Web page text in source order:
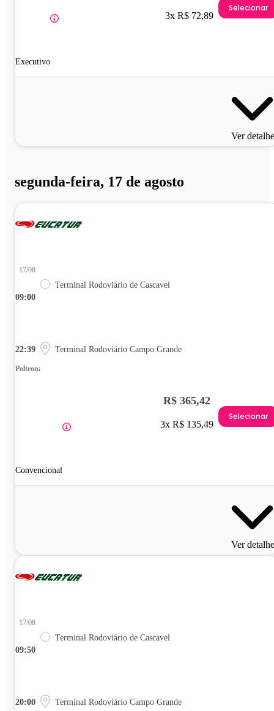
Executivo
3x R$ 72,89
Selecionar
Ver
segunda-feira, 17 de agosto
09:00
17/08
Terminal Rodoviário de Cascavel
22:39 Terminal Rodoviário Campo Grande
Poltrona
Convencional
R$ 365,42
3x R$ 135,49
Selecionar
Ver
09:50
17/08
Terminal Rodoviário de Cascavel
20:00 Terminal Rodoviário Campo Grande